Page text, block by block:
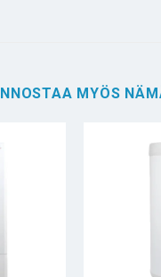
MYÖS